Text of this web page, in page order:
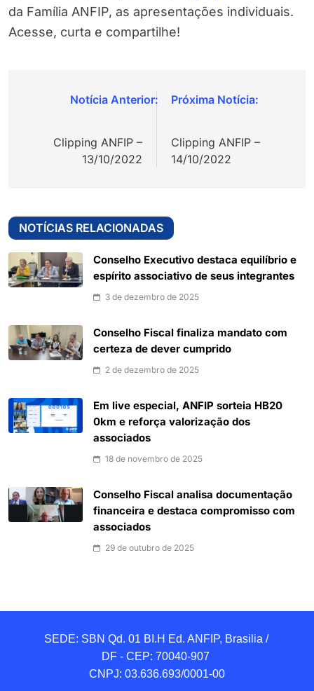
da Família ANFIP, as apresentações individuais.
Acesse, curta e compartilhe!
Navegação
Post
Clipping ANFIP –
13/10/2022
Clipping ANFIP –
14/10/2022
NOTÍCIAS RELACIONADAS
Conselho Executivo destaca equilíbrio e
espírito associativo de seus integrantes
3 de dezembro de 2025
Conselho Fiscal finaliza mandato com
certeza de dever cumprido
2 de dezembro de 2025
Em live especial, ANFIP sorteia HB20
0km e reforça valorização dos
associados
18 de novembro de 2025
Conselho Fiscal analisa documentação
financeira e destaca compromisso com
associados
29 de outubro de 2025
SEDE: SBN Qd. 01 BI.H Ed. ANFIP, Brasilia /
DF - CEP: 70040-907
CNPJ: 03.636.693/0001-00